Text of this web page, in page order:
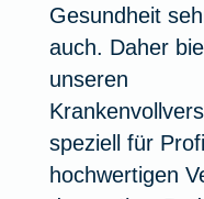
Gesundheit
auch. Daher
unseren
speziell für
hochwertigen